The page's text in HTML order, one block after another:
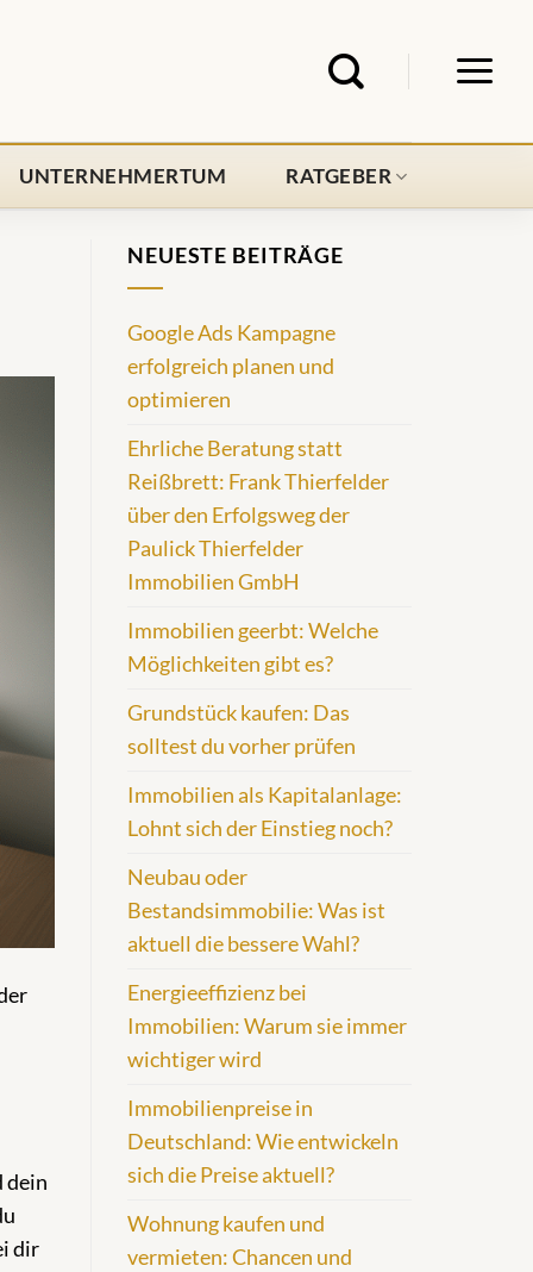
UNTERNEHMERTUM RATGEBER
dein
dir
NEUESTE BEITRÄGE
Google Ads Kampagne
erfolgreich planen und
optimieren
Ehrliche Beratung statt
Reißbrett: Frank Thierfelder
über den Erfolgsweg der
Paulick Thierfelder
Immobilien GmbH
Immobilien geerbt: Welche
Möglichkeiten gibt es?
Grundstück kaufen: Das
solltest du vorher prüfen
Immobilien als Kapitalanlage:
Lohnt sich der Einstieg noch?
Neubau oder
Bestandsimmobilie: Was ist
aktuell die bessere Wahl?
Energieeffizienz bei
Immobilien: Warum sie immer
wichtiger wird
Immobilienpreise in
Deutschland: Wie entwickeln
sich die Preise aktuell?
Wohnung kaufen und
vermieten: Chancen und